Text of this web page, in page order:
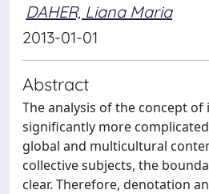
DAHER, Liana Maria
2013-01-01
Abstract
The analysis of the concept
significantly more
global and multicultural
collective subjects, the
clear. Therefore, denotation